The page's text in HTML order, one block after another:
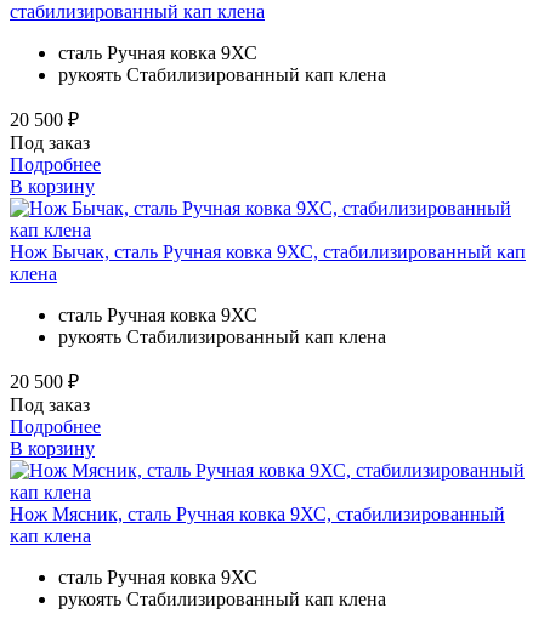
стабилизированный кап клена
сталь Ручная ковка 9ХС
рукоять Стабилизированный кап клена
20 500 ₽
Под заказ
Подробнее
В корзину
Нож Бычак, сталь Ручная ковка 9ХС, стабилизированный кап
клена
сталь Ручная ковка 9ХС
рукоять Стабилизированный кап клена
20 500 ₽
Под заказ
Подробнее
В корзину
Нож Мясник, сталь Ручная ковка 9ХС, стабилизированный
кап клена
сталь Ручная ковка 9ХС
рукоять Стабилизированный кап клена